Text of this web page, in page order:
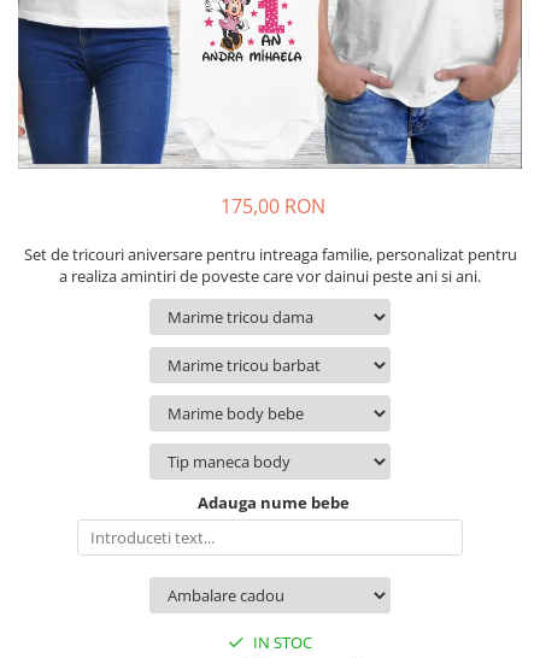
Body bebelusi personalizate
Perne personalizate
Plusuri personalizate
Agende personalizate
Etichete pentru sticla de vin
Cadouri Personalizate Unice
Cadouri pentru Doctori
Cadouri Pensionare
Cadouri Profesori
175,00 RON
Set de tricouri aniversare pentru intreaga familie, personalizat pentru
a realiza amintiri de poveste care vor dainui peste ani si ani.
Adauga nume bebe
IN STOC